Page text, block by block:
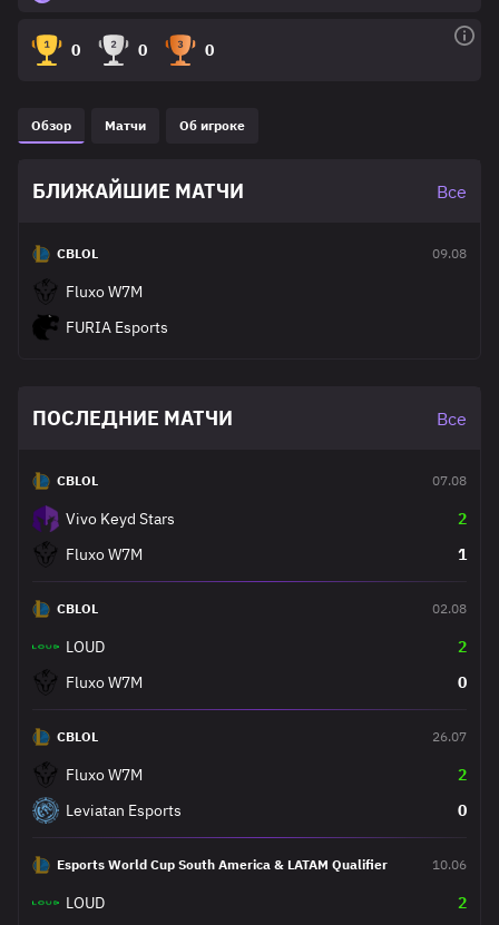
0 0 0
Обзор Матчи Об игроке
БЛИЖАЙШИЕ МАТЧИ Все
CBLOL 09.08
Fluxo W7M
FURIA Esports
ПОСЛЕДНИЕ МАТЧИ Все
CBLOL 07.08
Vivo Keyd Stars
2
Fluxo W7M
1
CBLOL 02.08
LOUD
2
Fluxo W7M
0
CBLOL 26.07
Fluxo W7M
2
Leviatan Esports
0
Esports World Cup South America & LATAM Qualifier 10.06
LOUD
2